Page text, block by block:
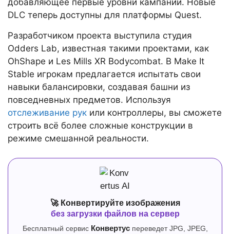
добавляющее первые уровни кампании. Новые
DLC теперь доступны для платформы Quest.
Разработчиком проекта выступила студия
Odders Lab, известная такими проектами, как
OhShape и Les Mills XR Bodycombat. В Make It
Stable игрокам предлагается испытать свои
навыки балансировки, создавая башни из
повседневных предметов. Используя
отслеживание рук или контроллеры, вы сможете
строить всё более сложные конструкции в
режиме смешанной реальности.
🚀 Конвертируйте изображения
без загрузки файлов на сервер
Бесплатный сервис Конвертуспереведет JPG, JPEG,